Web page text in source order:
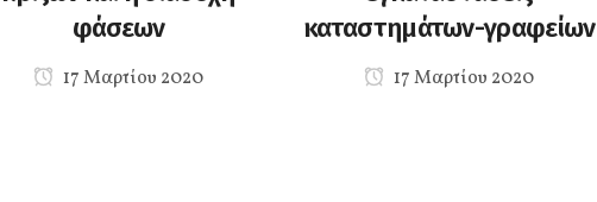
φάσεων
17 Μαρτίου 2020
καταστημάτων-γραφείων
17 Μαρτίου 2020